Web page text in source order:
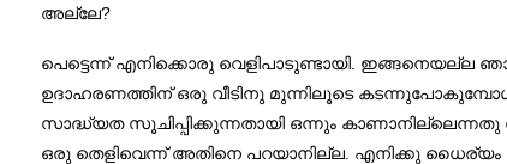
അല്ലേ?
പെട്ടെന്ന് എനിക്കൊരു വെളിപാടുണ്ടായി. ഇങ്ങനെയല്ല
ഉദാഹരണത്തിന്‌ ഒരു വീടിനു മുന്നിലൂടെ
സാദ്ധ്യത സൂചിപ്പിക്കുന്നതായി ഒന്നും
ഒരു തെളിവെന്ന് അതിനെ പറയാനില്ല. എനിക്കു ധൈര്യം